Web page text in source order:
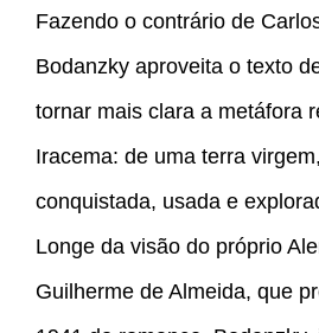
Fazendo o contrário de
Bodanzky aproveita o texto
tornar mais clara a metáfora
Iracema: de uma terra
conquistada, usada e
Longe da visão do próprio
Guilherme de Almeida, que